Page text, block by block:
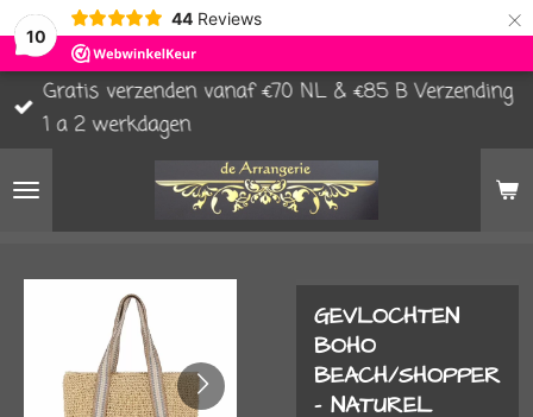
10
44 Reviews ×
Gratis verzenden vanaf €70 NL & €85 B Verzending
1 a 2 werkdagen
GEVLOCHTEN
BOHO
BEACH/SHOPPER
- NATUREL